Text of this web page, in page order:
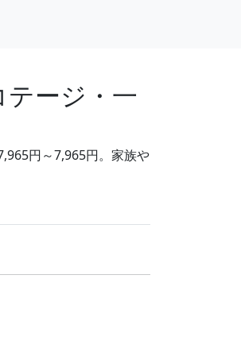
ージ・一
円～7,965円。家族や